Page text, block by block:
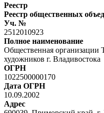
Реестр
Реестр общественных
Уч. №
2512010923
Полное наименование
Общественная организации
художников г. Владивостока
ОГРН
1022500000170
Дата ОГРН
10.09.2002
Адрес